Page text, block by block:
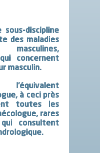
sous-discipline
des maladies
concernent
masculin.
à ceci près
toutes les
rares
consultent
.